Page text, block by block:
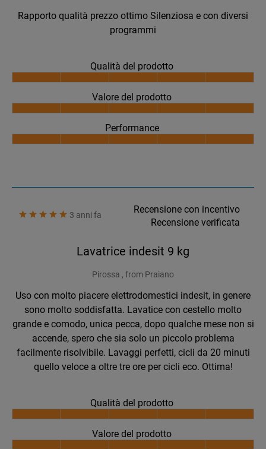
Rapporto qualità prezzo ottimo Silenziosa e con diversi
programmi
Qualità del prodotto
Valore del prodotto
Performance
3 anni fa
Recensione con incentivo
Recensione verificata
Lavatrice indesit 9 kg
Pirossa , from Praiano
Uso con molto piacere elettrodomestici indesit, in genere
sono molto soddisfatta. Lavatice con cestello molto
grande e comodo, unica pecca, dopo qualche mese non si
accende, spero che sia solo un piccolo problema
facilmente risolvibile. Lavaggi perfetti, cicli da 20 minuti
quello veloce a oltre tre ore per cicli eco. Ottima!
Qualità del prodotto
Valore del prodotto